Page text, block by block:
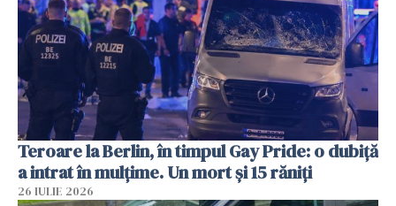
Teroare la Berlin, în timpul Gay Pride: o dubiță
a intrat în mulțime. Un mort și 15 răniți
26 IULIE 2026